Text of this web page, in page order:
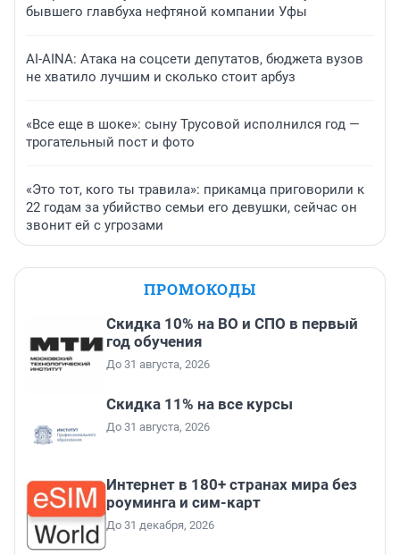
бывшего главбуха нефтяной компании Уфы
AI-AINA: Атака на соцсети депутатов, бюджета вузов
не хватило лучшим и сколько стоит арбуз
«Все еще в шоке»: сыну Трусовой исполнился год —
трогательный пост и фото
«Это тот, кого ты травила»: прикамца приговорили к
22 годам за убийство семьи его девушки, сейчас он
звонит ей с угрозами
ПРОМОКОДЫ
Скидка 10% на ВО и СПО в первый
год обучения
До 31 августа, 2026
Скидка 11% на все курсы
До 31 августа, 2026
Интернет в 180+ странах мира без
роуминга и сим-карт
До 31 декабря, 2026